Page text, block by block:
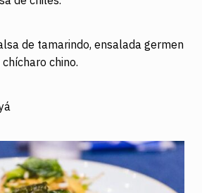
de tamarindo, ensalada germen
chino.